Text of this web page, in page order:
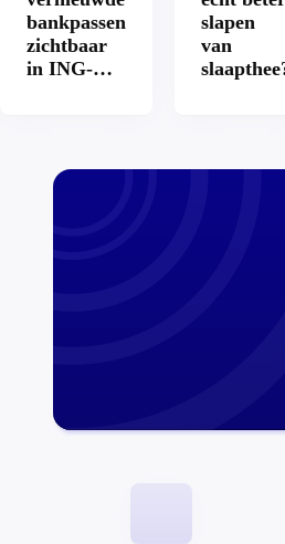
bankpassen
zichtbaar
in ING-
slapen
van